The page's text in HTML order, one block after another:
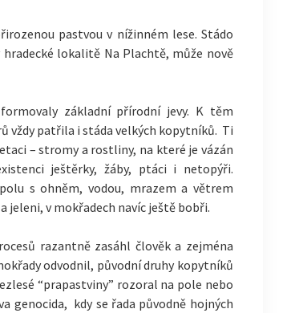
pastvou v nížinném lese. Stádo
lokalitě Na Plachtě, může nově
základní přírodní jevy. K těm
vždy patřila i stáda velkých kopytníků. Ti
– stromy a rostliny, na které je vázán
ještěrky, žáby, ptáci i netopýři.
s ohněm, vodou, mrazem a větrem
jeleni, v mokřadech navíc ještě bobři.
razantně zasáhl člověk a zejména
odvodnil, původní druhy kopytníků
“prapastviny” rozoral na pole nebo
genocida, kdy se řada původně hojných